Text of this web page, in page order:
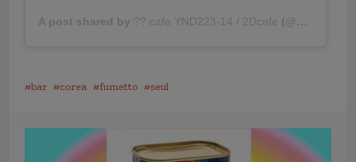
A post shared by ?? cafe YND223-14 / 2Dcafe (@ynd239.20_cafe) on
bar corea fumetto seul